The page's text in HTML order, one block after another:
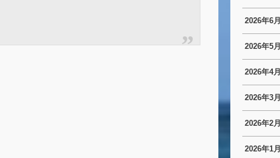
2026年6月
2026年5月
2026年4月
2026年3月
2026年2月
2026年1月